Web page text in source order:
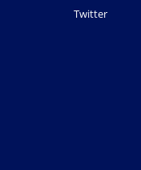
Twitter